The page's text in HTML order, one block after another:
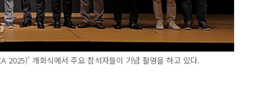
2025)’ 개회식에서 주요 참석자들이 기념 촬영을 하고 있다.